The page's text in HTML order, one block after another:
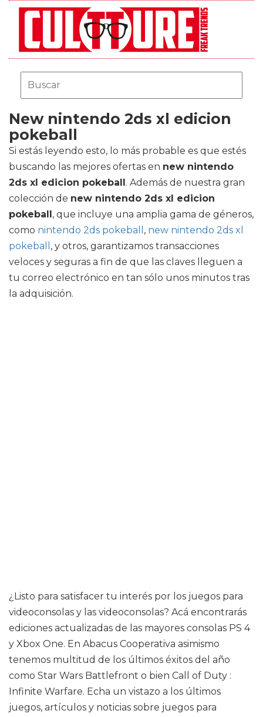
New nintendo 2ds xl edicion
pokeball
Si estás leyendo esto, lo más probable es que estés
buscando las mejores ofertas en new nintendo
2ds xl edicion pokeball. Además de nuestra gran
colección de new nintendo 2ds xl edicion
pokeball, que incluye una amplia gama de géneros,
como nintendo 2ds pokeball , new nintendo 2ds xl
pokeball , y otros, garantizamos transacciones
veloces y seguras a fin de que las claves lleguen a
tu correo electrónico en tan sólo unos minutos tras
la adquisición.
¿Listo para satisfacer tu interés por los juegos para
videoconsolas y las videoconsolas? Acá encontrarás
ediciones actualizadas de las mayores consolas PS 4
y Xbox One. En Abacus Cooperativa asimismo
tenemos multitud de los últimos éxitos del año
como Star Wars Battlefront o bien Call of Duty :
Infinite Warfare. Echa un vistazo a los últimos
juegos, artículos y noticias sobre juegos para